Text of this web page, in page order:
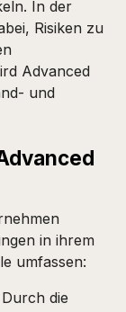
In der
Risiken zu
Advanced
und
in ihrem
umfassen:
die